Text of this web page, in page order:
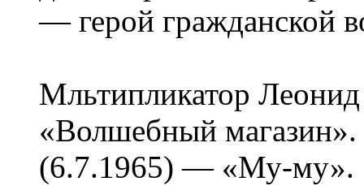
— герой гражданской
Мльтипликатор
«Волшебный
(6.7.1965) — «Му-му».